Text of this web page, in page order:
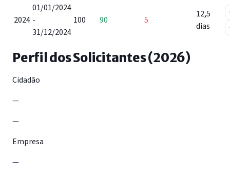
2024
01/01/2024
-
31/12/2024
100 90 5
12,5
dias
Perfil dos Solicitantes (2026)
Cidadão
—
—
Empresa
—